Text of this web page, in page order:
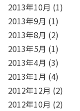
2013年10月 (1)
2013年9月 (1)
2013年8月 (2)
2013年5月 (1)
2013年4月 (3)
2013年1月 (4)
2012年12月 (2)
2012年10月 (2)